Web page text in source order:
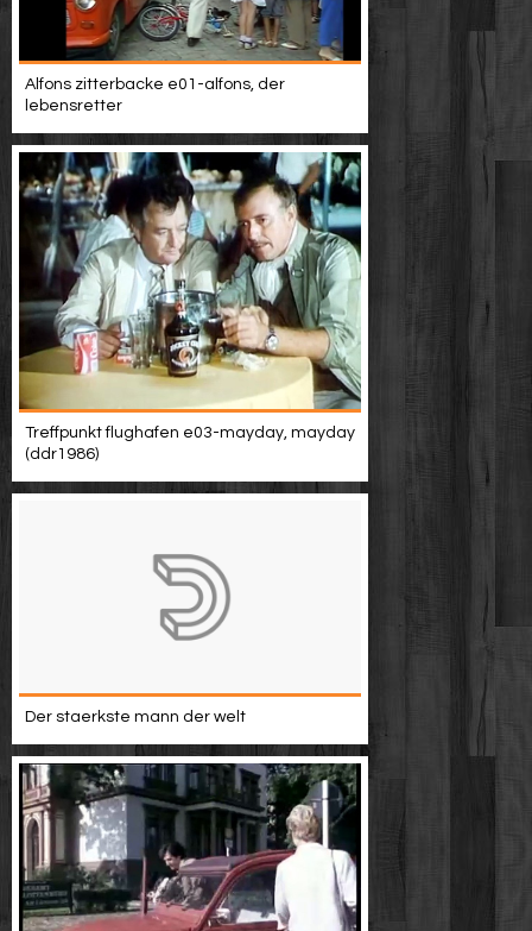
Alfons zitterbacke e01-alfons, der
lebensretter
Treffpunkt flughafen e03-mayday, mayday
(ddr1986)
Der staerkste mann der welt